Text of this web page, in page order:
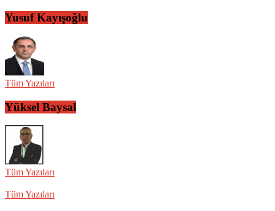
Yusuf Kayışoğlu
Tüm Yazıları
Yüksel Baysal
Tüm Yazıları
Tüm Yazıları